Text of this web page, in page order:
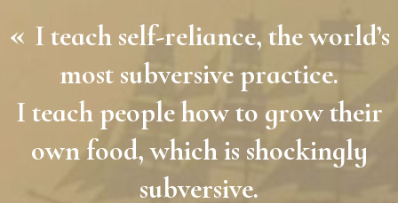
« I teach self-reliance, the world’s
most subversive practice.
I teach people how to grow their
own food, which is shockingly
subversive.